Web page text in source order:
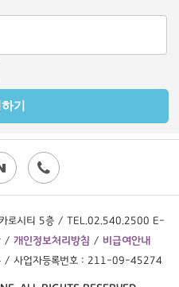
카로시티 5층 / TEL.02.540.2500 E-
/ 개인정보처리방침 / 비급여안내
/ 사업자등록번호 : 211-09-45274